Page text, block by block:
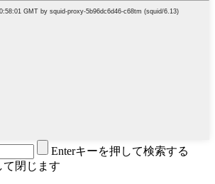
Enterキーを押して検索する
て閉じます